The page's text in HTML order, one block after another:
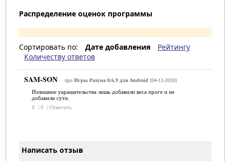
Распределение оценок программы
Сортировать по: Дате добавления
Рейтингу
Количеству ответов
SAM-SON про Игры Разума 0.6.9 для Android [04-12-2018]
Излишние украшательства лишь добавили веса проге и не
добавили сути.
6
| 6 | Ответить
Написать отзыв